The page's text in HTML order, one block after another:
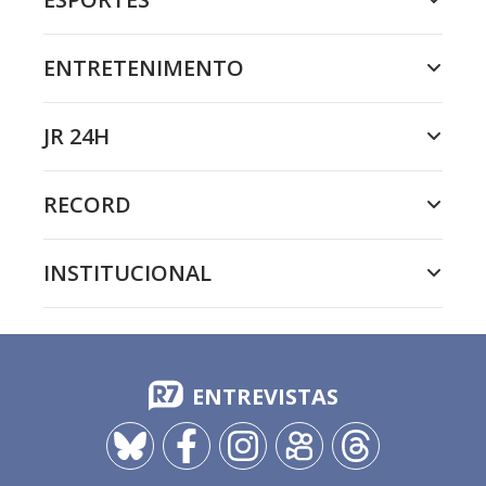
ENTRETENIMENTO
JR 24H
RECORD
INSTITUCIONAL
ENTREVISTAS